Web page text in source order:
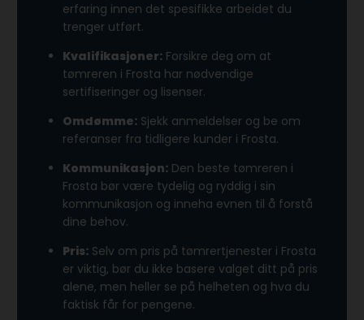
erfaring innen det spesifikke arbeidet du
trenger utført.
Kvalifikasjoner: Forsikre deg om at
tømreren i Frosta har nødvendige
sertifiseringer og lisenser.
Omdømme: Sjekk anmeldelser og be om
referanser fra tidligere kunder i Frosta.
Kommunikasjon: Den beste tømreren i
Frosta bør være tydelig og ryddig i sin
kommunikasjon og inneha evnen til å forstå
dine behov.
Pris: Selv om pris på tømrertjenester i Frosta
er viktig, bør du ikke basere valget ditt på pris
alene, men heller se på helheten og hva du
faktisk får for pengene.